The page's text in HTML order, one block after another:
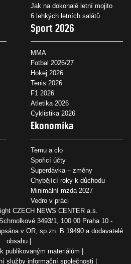
Jak na dokonalé letní mojito
6 lehkých letních salátů
Sport 2026
MMA
Fotbal 2026/27
Hokej 2026
Tenis 2026
F1 2026
Atletika 2026
Cyklistika 2026
Ekonomika
Temu a clo
Spořicí účty
Superdávka – změny
Chybějící roky k důchodu
Minimální mzda 2027
Vedro v práci
CZECH NEWS CENTER a.s.
3493/1, 100 00 Praha 10 -
v OR, sp.zn. B 19490 a dodavatelé
obsahu
publikovaným materiálům
služby informační společnosti